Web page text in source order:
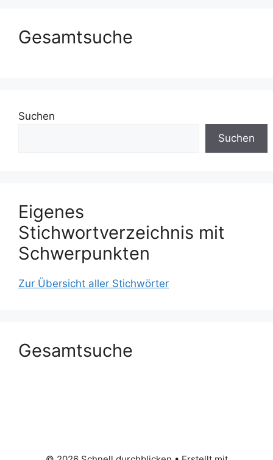
Gesamtsuche
Suchen
Suchen
Eigenes
Stichwortverzeichnis mit
Schwerpunkten
Zur Übersicht aller Stichwörter
Gesamtsuche